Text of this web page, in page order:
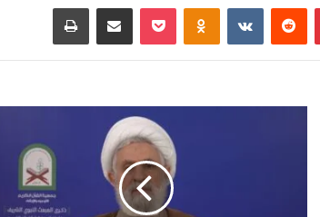
بينتيريست ‏VKontakte